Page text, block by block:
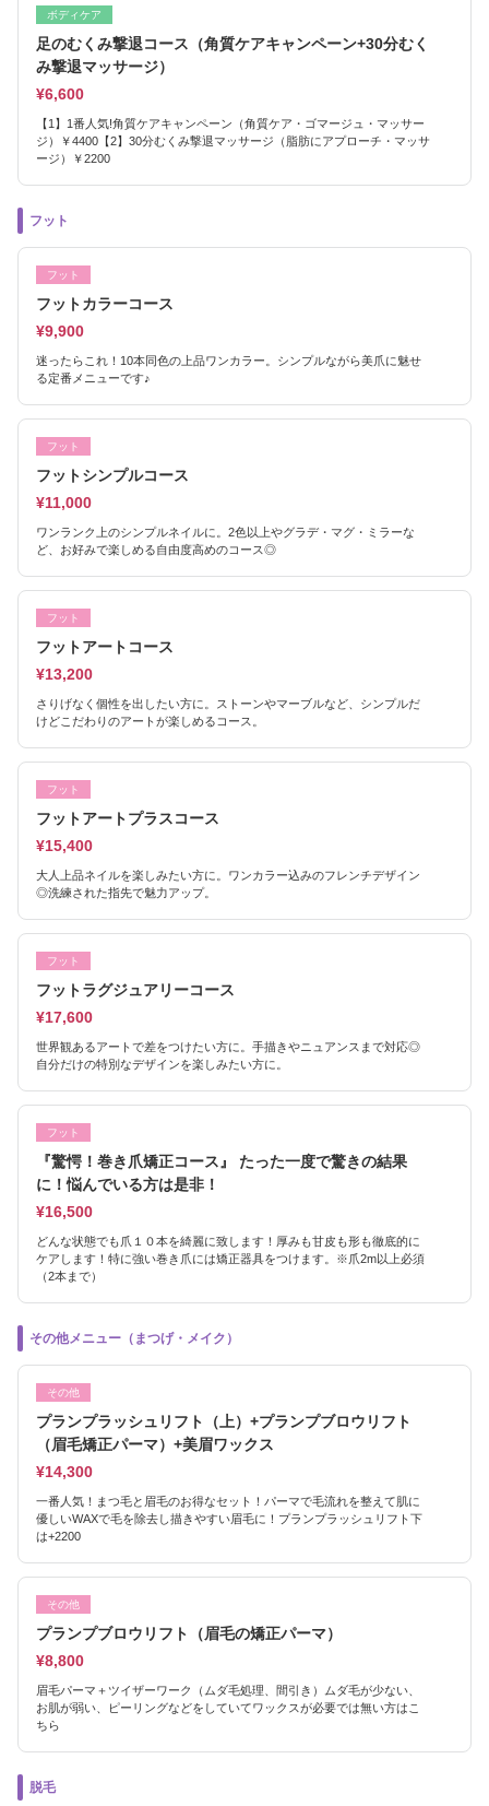
ボディケア
足のむくみ撃退コース（角質ケアキャンペーン+30分むく
み撃退マッサージ）
¥6,600
【1】1番人気!角質ケアキャンペーン（角質ケア・ゴマージュ・マッサー
ジ）￥4400【2】30分むくみ撃退マッサージ（脂肪にアプローチ・マッサ
ージ）￥2200
フット
フット
フットカラーコース
¥9,900
迷ったらこれ！10本同色の上品ワンカラー。シンプルながら美爪に魅せ
る定番メニューです♪
フット
フットシンプルコース
¥11,000
ワンランク上のシンプルネイルに。2色以上やグラデ・マグ・ミラーな
ど、お好みで楽しめる自由度高めのコース◎
フット
フットアートコース
¥13,200
さりげなく個性を出したい方に。ストーンやマーブルなど、シンプルだ
けどこだわりのアートが楽しめるコース。
フット
フットアートプラスコース
¥15,400
大人上品ネイルを楽しみたい方に。ワンカラー込みのフレンチデザイン
◎洗練された指先で魅力アップ。
フット
フットラグジュアリーコース
¥17,600
世界観あるアートで差をつけたい方に。手描きやニュアンスまで対応◎
自分だけの特別なデザインを楽しみたい方に。
フット
『驚愕！巻き爪矯正コース』 たった一度で驚きの結果
に！悩んでいる方は是非！
¥16,500
どんな状態でも爪１０本を綺麗に致します！厚みも甘皮も形も徹底的に
ケアします！特に強い巻き爪には矯正器具をつけます。※爪2m以上必須
（2本まで）
その他メニュー（まつげ・メイク）
その他
プランプラッシュリフト（上）+プランプブロウリフト
（眉毛矯正パーマ）+美眉ワックス
¥14,300
一番人気！まつ毛と眉毛のお得なセット！パーマで毛流れを整えて肌に
優しいWAXで毛を除去し描きやすい眉毛に！プランプラッシュリフト下
は+2200
その他
プランプブロウリフト（眉毛の矯正パーマ）
¥8,800
眉毛パーマ＋ツイザーワーク（ムダ毛処理、間引き）ムダ毛が少ない、
お肌が弱い、ピーリングなどをしていてワックスが必要では無い方はこ
ちら
脱毛